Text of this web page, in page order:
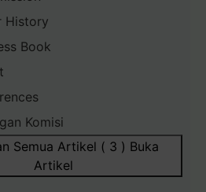
History
Book
Komisi
Semua Artikel ( 3 ) Buka
Artikel